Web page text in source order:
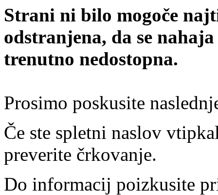
Strani ni bilo mogoče
odstranjena, da se
trenutno nedostopna.
Prosimo poskusite
Če ste spletni naslov
preverite črkovanje.
Do informacij poizkusite